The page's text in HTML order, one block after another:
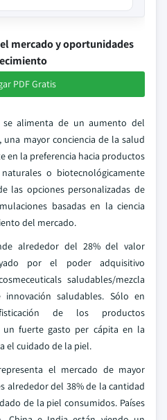
mercado y oportunidades
PDF Gratis
se alimenta de un aumento del
mayor conciencia de la salud
en la preferencia hacia productos
o biotecnológicamente
las opciones personalizadas de
basadas en la ciencia
del mercado.
alrededor del 28% del valor
por el poder adquisitivo
saludables/mezcla
saludables. Sólo en
de los productos
fuerte gasto per cápita en la
el cuidado de la piel.
el mercado de mayor
alrededor del 38% de la cantidad
de la piel consumidos. Países